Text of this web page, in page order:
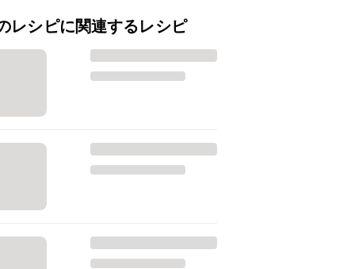
レシピに関連するレシピ